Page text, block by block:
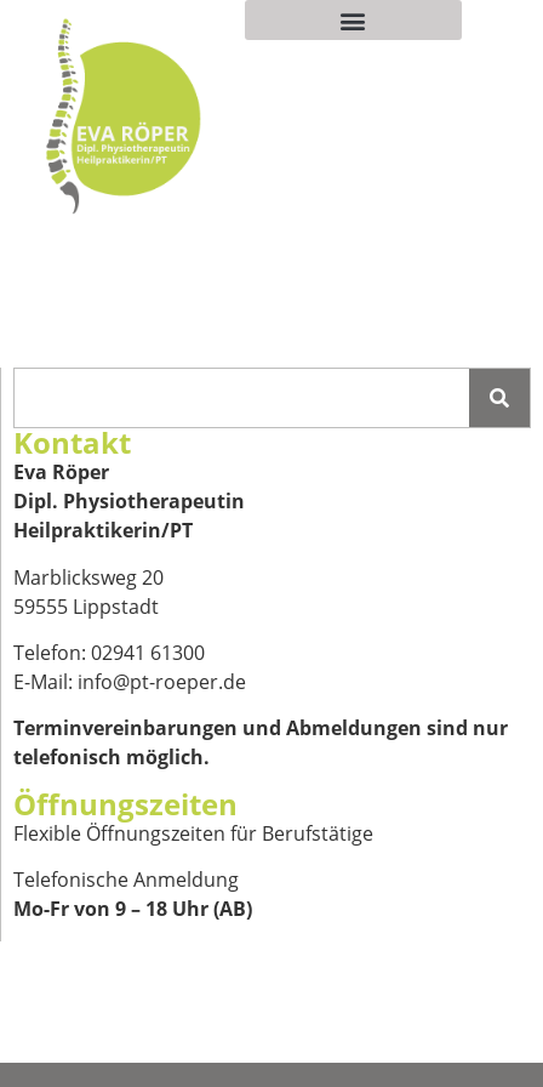
Kontakt
Eva Röper
Dipl. Physiotherapeutin
Heilpraktikerin/PT
Marblicksweg 20
59555 Lippstadt
Telefon: 02941 61300
E-Mail: info@pt-roeper.de
Terminvereinbarungen und Abmeldungen sind nur
telefonisch möglich.
Öffnungszeiten
Flexible Öffnungszeiten für Berufstätige
Telefonische Anmeldung
Mo-Fr von 9 – 18 Uhr (AB)